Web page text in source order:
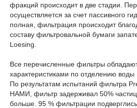
фракций происходит в две стадии.
осуществляется за счет пассивного
полная, фильтрация происходит
составу фильтровальной бумаги
Loesing.
Все перечисленные фильтры
характеристиками по отделению воды
По результатам испытаний фильтра
НАМИ, фильтр задерживал 50%
больше. 95 % фильтрации